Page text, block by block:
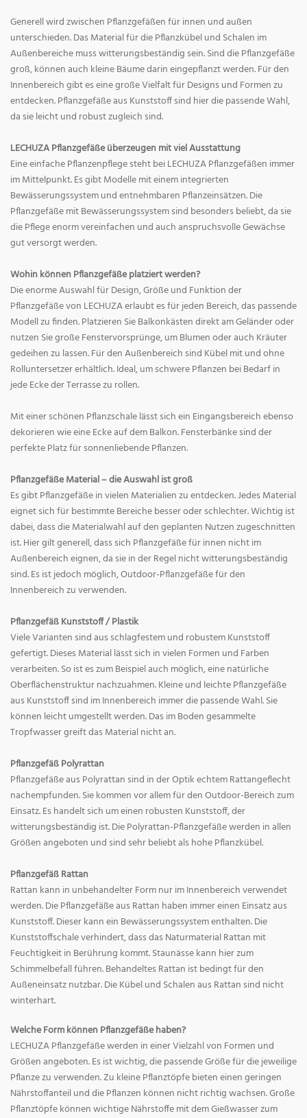
Generell wird zwischen Pflanzgefäßen für innen und außen
unterschieden. Das Material für die Pflanzkübel und Schalen im
Außenbereiche muss witterungsbeständig sein. Sind die Pflanzgefäße
groß, können auch kleine Bäume darin eingepflanzt werden. Für den
Innenbereich gibt es eine große Vielfalt für Designs und Formen zu
entdecken. Pflanzgefäße aus Kunststoff sind hier die passende Wahl,
da sie leicht und robust zugleich sind.
LECHUZA Pflanzgefäße überzeugen mit viel Ausstattung
Eine einfache Pflanzenpflege steht bei LECHUZA Pflanzgefäßen immer
im Mittelpunkt. Es gibt Modelle mit einem integrierten
Bewässerungssystem und entnehmbaren Pflanzeinsätzen. Die
Pflanzgefäße mit Bewässerungssystem sind besonders beliebt, da sie
die Pflege enorm vereinfachen und auch anspruchsvolle Gewächse
gut versorgt werden.
Wohin können Pflanzgefäße platziert werden?
Die enorme Auswahl für Design, Größe und Funktion der
Pflanzgefäße von LECHUZA erlaubt es für jeden Bereich, das passende
Modell zu finden. Platzieren Sie Balkonkästen direkt am Geländer oder
nutzen Sie große Fenstervorsprünge, um Blumen oder auch Kräuter
gedeihen zu lassen. Für den Außenbereich sind Kübel mit und ohne
Rolluntersetzer erhältlich. Ideal, um schwere Pflanzen bei Bedarf in
jede Ecke der Terrasse zu rollen.
Mit einer schönen Pflanzschale lässt sich ein Eingangsbereich ebenso
dekorieren wie eine Ecke auf dem Balkon. Fensterbänke sind der
perfekte Platz für sonnenliebende Pflanzen.
Pflanzgefäße Material – die Auswahl ist groß
Es gibt Pflanzgefäße in vielen Materialien zu entdecken. Jedes Material
eignet sich für bestimmte Bereiche besser oder schlechter. Wichtig ist
dabei, dass die Materialwahl auf den geplanten Nutzen zugeschnitten
ist. Hier gilt generell, dass sich Pflanzgefäße für innen nicht im
Außenbereich eignen, da sie in der Regel nicht witterungsbeständig
sind. Es ist jedoch möglich, Outdoor-Pflanzgefäße für den
Innenbereich zu verwenden.
Pflanzgefäß Kunststoff / Plastik
Viele Varianten sind aus schlagfestem und robustem Kunststoff
gefertigt. Dieses Material lässt sich in vielen Formen und Farben
verarbeiten. So ist es zum Beispiel auch möglich, eine natürliche
Oberflächenstruktur nachzuahmen. Kleine und leichte Pflanzgefäße
aus Kunststoff sind im Innenbereich immer die passende Wahl. Sie
können leicht umgestellt werden. Das im Boden gesammelte
Tropfwasser greift das Material nicht an.
Pflanzgefäß Polyrattan
Pflanzgefäße aus Polyrattan sind in der Optik echtem Rattangeflecht
nachempfunden. Sie kommen vor allem für den Outdoor-Bereich zum
Einsatz. Es handelt sich um einen robusten Kunststoff, der
witterungsbeständig ist. Die Polyrattan-Pflanzgefäße werden in allen
Größen angeboten und sind sehr beliebt als hohe Pflanzkübel.
Pflanzgefäß Rattan
Rattan kann in unbehandelter Form nur im Innenbereich verwendet
werden. Die Pflanzgefäße aus Rattan haben immer einen Einsatz aus
Kunststoff. Dieser kann ein Bewässerungssystem enthalten. Die
Kunststoffschale verhindert, dass das Naturmaterial Rattan mit
Feuchtigkeit in Berührung kommt. Staunässe kann hier zum
Schimmelbefall führen. Behandeltes Rattan ist bedingt für den
Außeneinsatz nutzbar. Die Kübel und Schalen aus Rattan sind nicht
winterhart.
Welche Form können Pflanzgefäße haben?
LECHUZA Pflanzgefäße werden in einer Vielzahl von Formen und
Größen angeboten. Es ist wichtig, die passende Größe für die jeweilige
Pflanze zu verwenden. Zu kleine Pflanztöpfe bieten einen geringen
Nährstoffanteil und die Pflanzen können nicht richtig wachsen. Große
Pflanztöpfe können wichtige Nährstoffe mit dem Gießwasser zum